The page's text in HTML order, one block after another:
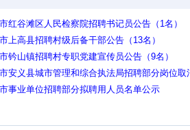
红谷滩区人民检察院招聘书记员公告（1名）
上高县招聘村级后备干部公告（13名）
钤山镇招聘村专职党建宣传员公告（9名）
安义县城市管理和综合执法局招聘部分岗位取
事业单位招聘部分拟聘用人员名单公示